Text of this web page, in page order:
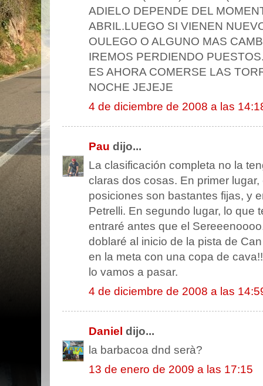
ADIELO DEPENDE DEL
ABRIL.LUEGO SI VIENEN
OULEGO O ALGUNO MAS
IREMOS PERDIENDO
ES AHORA COMERSE LAS
NOCHE JEJEJE
4 de diciembre de 2008 a las
Pau dijo...
La clasificación completa no la
claras dos cosas. En primer
posiciones son bastantes fijas, y
Petrelli. En segundo lugar, lo que
entraré antes que el
doblaré al inicio de la pista de
en la meta con una copa de
lo vamos a pasar.
4 de diciembre de 2008 a las
Daniel dijo...
la barbacoa dnd serà?
13 de enero de 2009 a las 17:15